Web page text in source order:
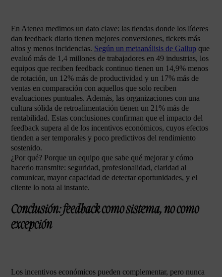
En Atenea medimos un dato clave: las tiendas donde los líderes
dan feedback diario tienen mejores conversiones, tickets más
altos y menos incidencias. Según un metaanálisis de Gallup que
evaluó más de 1,4 millones de trabajadores en 49 industrias, los
equipos que reciben feedback continuo tienen un 14,9% menos
de rotación, un 12% más de productividad y un 17% más de
ventas en comparación con aquellos que solo reciben
evaluaciones puntuales. Además, las organizaciones con una
cultura sólida de retroalimentación tienen un 21% más de
rentabilidad. Estas conclusiones confirman que el impacto del
feedback supera al de los incentivos económicos, cuyos efectos
tienden a ser temporales y poco predictivos del rendimiento
sostenido.
¿Por qué? Porque un equipo que sabe qué mejorar y cómo
hacerlo transmite: seguridad, profesionalidad, claridad al
comunicar, mayor capacidad de detectar oportunidades, y el
cliente lo nota al instante.
Conclusión: feedback como sistema, no como
excepción
Los incentivos económicos pueden complementar, pero nunca